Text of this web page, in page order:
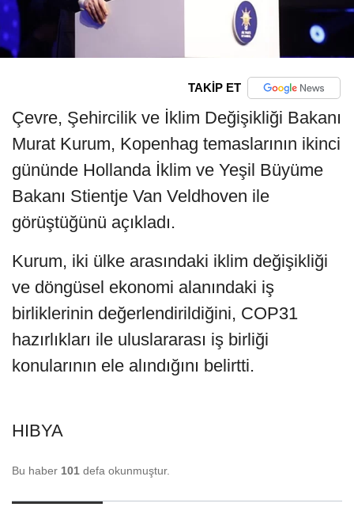
TAKİP ET
Çevre, Şehircilik ve İklim Değişikliği Bakanı
Murat Kurum, Kopenhag temaslarının ikinci
gününde Hollanda İklim ve Yeşil Büyüme
Bakanı Stientje Van Veldhoven ile
görüştüğünü açıkladı.
Kurum, iki ülke arasındaki iklim değişikliği
ve döngüsel ekonomi alanındaki iş
birliklerinin değerlendirildiğini, COP31
hazırlıkları ile uluslararası iş birliği
konularının ele alındığını belirtti.
HIBYA
Bu haber 101 defa okunmuştur.